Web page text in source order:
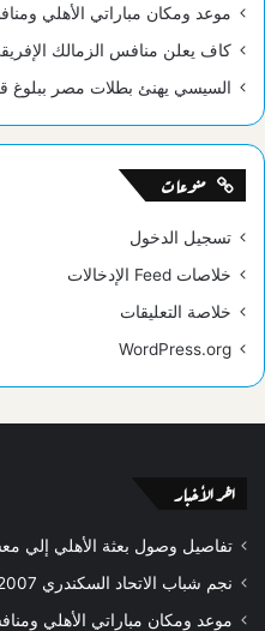
موعد ومكان مباراتي الأهلي
كاف يعلن منافس الزمالك
السيسي يهنئ بطلات مصر ببلوغ
منوعات
تسجيل الدخول
خلاصات Feed الإدخالات
خلاصة التعليقات
WordPress.org
اخر الأخبار
تفاصيل وصول بعثة الأهلي إلي
نجم شباب الاتحاد السكندري 2007 يمضي علي أولي خطوات الإحتراف
موعد ومكان مباراتي الأهلي